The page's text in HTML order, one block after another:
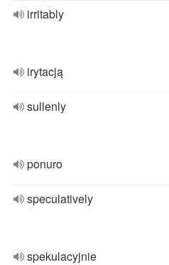
irritably
irytacją
sullenly
ponuro
speculatively
spekulacyjnie